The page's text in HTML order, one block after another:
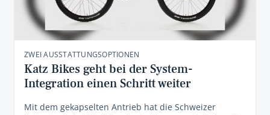
ZWEI AUSSTATTUNGSOPTIONEN
Katz Bikes geht bei der System-
Integration einen Schritt weiter
Mit dem gekapselten Antrieb hat die Schweizer